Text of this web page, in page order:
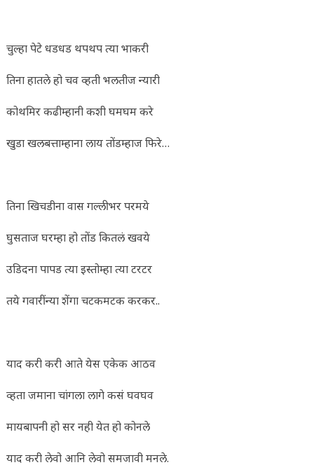
चुल्हा पेटे धडधड थपथप त्या भाकरी
तिना हातले हो चव व्हती भलतीज न्यारी
कोथमिर कढीम्हानी कशी घमघम करे
खुडा खलबत्ताम्हाना लाय तोंडम्हाज फिरे…
तिना खिचडीना वास गल्लीभर परमये
घुसताज घरम्हा हो तोंड कितलं खवये
उडिदना पापड त्या इस्तोम्हा त्या टरटर
तये गवारींन्या शेंगा चटकमटक करकर..
याद करी करी आते येस एकेक आठव
व्हता जमाना चांगला लागे कसं घवघव
मायबापनी हो सर नही येत हो कोनले
याद करी लेवो आनि लेवो समजावी मनले.